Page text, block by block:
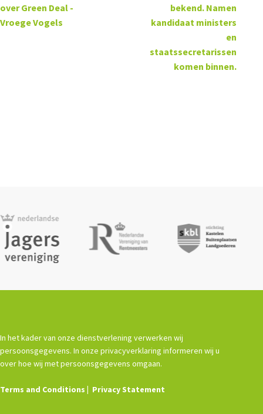
over Green Deal -
Vroege Vogels
bekend. Namen
kandidaat ministers
en
staatssecretarissen
komen binnen.
In het kader van onze dienstverlening verwerken wij
persoonsgegevens. In onze privacyverklaring informeren wij u
over hoe wij met persoonsgegevens omgaan.
Terms and Conditions Privacy Statement